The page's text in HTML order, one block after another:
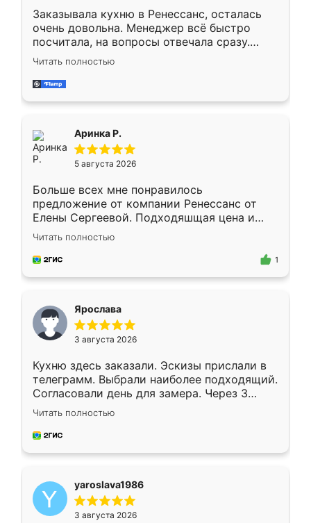
Заказывала кухню в Ренессанс, осталась
очень довольна. Менеджер всё быстро
посчитала, на вопросы отвечала сразу.
Замерщик приехал в субботу, подошёл к
делу со всей ответственностью. Собрали
за день, ребята работали аккуратно, даже
Читать полностью
Аринка Р.
5 августа 2026
Больше всех мне понравилось
предложение от компании Ренессанс от
Елены Сергеевой. Подходяшщая цена и
короткие сроки изготовления. Приехавший
для замера сотрудник Владислав
предложил по моему эскизу самый
Читать полностью
1
Ярослава
3 августа 2026
Кухню здесь заказали. Эскизы прислали в
телеграмм. Выбрали наиболее подходящий.
Согласовали день для замера. Через 3
недели кухня была уже готова. Остались
довольны работой. Спасибо Ренессанс
мебель за качественную работу!
Читать полностью
yaroslava1986
3 августа 2026